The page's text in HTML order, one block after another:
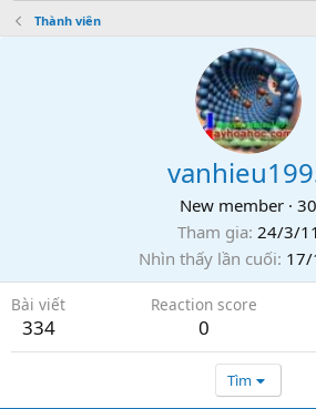
Thành viên
New member · 30
Tham gia 24/3/11
Nhìn thấy lần cuối
Bài viết
334
Reaction score
0
Tìm